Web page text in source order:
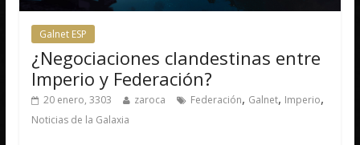
Galnet ESP
¿Negociaciones clandestinas entre
Imperio y Federación?
20 enero, 3303 zaroca Federación, Galnet, Imperio,
Noticias de la Galaxia